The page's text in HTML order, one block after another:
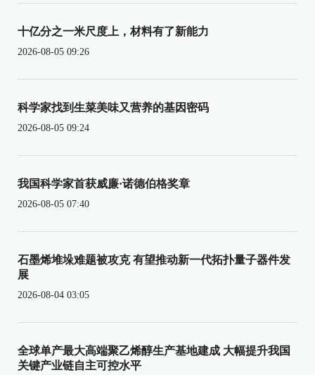
十亿分之一米尺度上，材料有了新能力
2026-08-05 09:26
科学家找到生菜美味又营养的基因密码
2026-08-05 09:24
我国科学家首获威廉·诺德伯格奖章
2026-08-05 07:40
石墨烯堆垛难题被攻克 有望推动新一代拓扑量子器件发
展
2026-08-04 03:05
全球单产最大高端聚乙烯醇生产基地建成 大幅提升我国
关键产业链自主可控水平